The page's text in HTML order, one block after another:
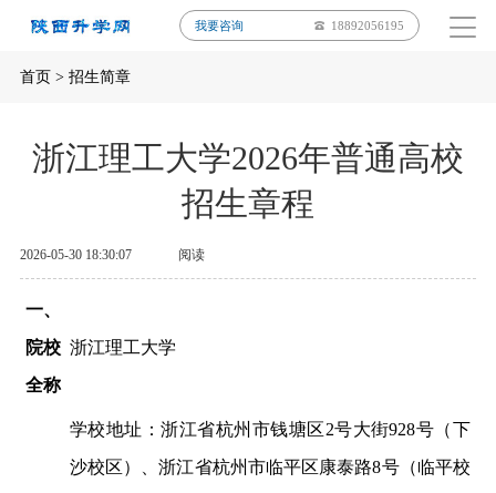
我要咨询 18892056195
首页> 招生简章
浙江理工大学2026年普通高校
招生章程
2026-05-30 18:30:07 阅读
一、
院校
全称
浙江理工大学
学校地址：浙江省杭州市钱塘区2号大街928号（下
沙校区）、浙江省杭州市临平区康泰路8号（临平校